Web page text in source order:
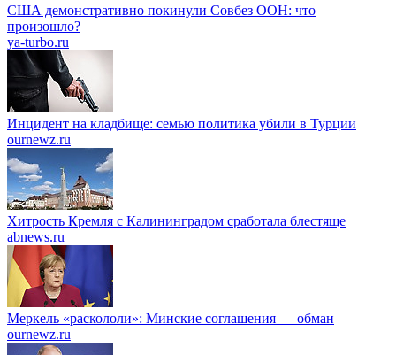
США демонстративно покинули Совбез ООН: что
произошло?
ya-turbo.ru
Инцидент на кладбище: семью политика убили в Турции
ournewz.ru
Хитрость Кремля с Калининградом сработала блестяще
abnews.ru
Меркель «раскололи»: Минские соглашения — обман
ournewz.ru